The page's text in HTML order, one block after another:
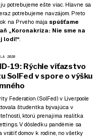
ju potrebujeme ešte viac. Hlavne sa
potrebujeme navzájom. Preto
na Prvého mája spúšťame
„Koronakríza: Nie sme na
lodi!“
2020
19: Rýchle víťazstvo
SolFed v spore o výšku
Federation (SolFed) v Liverpoole
študentka bývajúca v
ktorú prenajíma realitka
V dôsledku pandémie sa
vrátiť domov k rodine, no všetky